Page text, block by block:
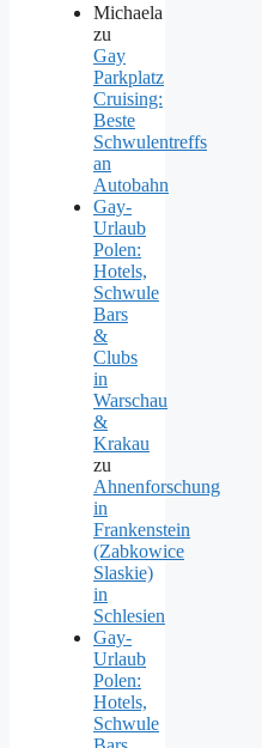
Michaela
zu
Gay
Parkplatz
Cruising:
Beste
Schwulentreffs
an
Autobahn
Gay-
Urlaub
Polen:
Hotels,
Schwule
Bars
&
Clubs
in
Warschau
&
Krakau
zu
Ahnenforschung
in
Frankenstein
(Zabkowice
Slaskie)
in
Schlesien
Gay-
Urlaub
Polen:
Hotels,
Schwule